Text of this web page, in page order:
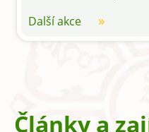
Další akce
Články a